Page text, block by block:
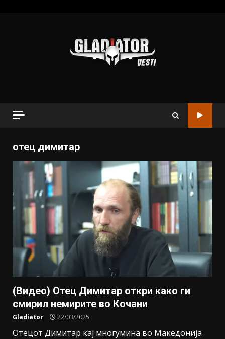
отец димитар
(Видео) Отец Димитар откри како ги
смирил немирите во Кочани
Gladiator 22/03/2025
Отецот Димитар кај многумина во Македонија